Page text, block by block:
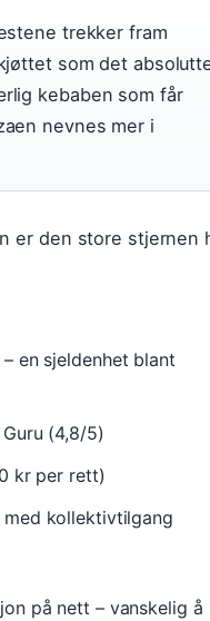
trekker fram
som det
kebaben som får
nevnes mer i
er den store stjernen
en sjeldenhet blant
(4,8/5)
kr per rett)
kollektivtilgang
på nett – vanskelig å